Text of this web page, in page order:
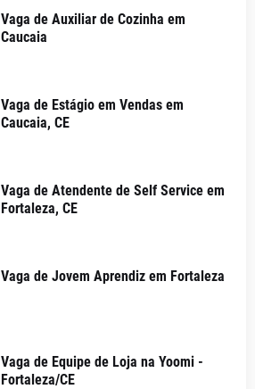
Vaga de Auxiliar de Cozinha em
Caucaia
Vaga de Estágio em Vendas em
Caucaia, CE
Vaga de Atendente de Self Service em
Fortaleza, CE
Vaga de Jovem Aprendiz em Fortaleza
Vaga de Equipe de Loja na Yoomi -
Fortaleza/CE